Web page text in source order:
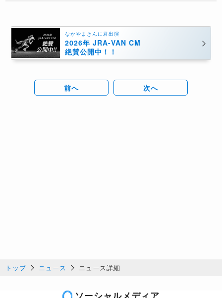
なかやまきんに君出演
2026年 JRA-VAN CM
絶賛公開中！！
前へ 次へ
トップ ニュース ニュース詳細